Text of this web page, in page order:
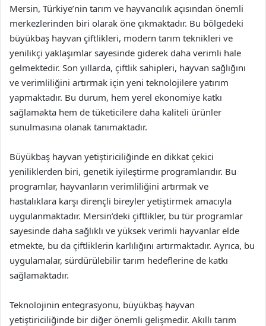
Mersin, Türkiye’nin tarım ve hayvancılık açısından önemli
merkezlerinden biri olarak öne çıkmaktadır. Bu bölgedeki
büyükbaş hayvan çiftlikleri, modern tarım teknikleri ve
yenilikçi yaklaşımlar sayesinde giderek daha verimli hale
gelmektedir. Son yıllarda, çiftlik sahipleri, hayvan sağlığını
ve verimliliğini artırmak için yeni teknolojilere yatırım
yapmaktadır. Bu durum, hem yerel ekonomiye katkı
sağlamakta hem de tüketicilere daha kaliteli ürünler
sunulmasına olanak tanımaktadır.
Büyükbaş hayvan yetiştiriciliğinde en dikkat çekici
yeniliklerden biri, genetik iyileştirme programlarıdır. Bu
programlar, hayvanların verimliliğini artırmak ve
hastalıklara karşı dirençli bireyler yetiştirmek amacıyla
uygulanmaktadır. Mersin’deki çiftlikler, bu tür programlar
sayesinde daha sağlıklı ve yüksek verimli hayvanlar elde
etmekte, bu da çiftliklerin karlılığını artırmaktadır. Ayrıca, bu
uygulamalar, sürdürülebilir tarım hedeflerine de katkı
sağlamaktadır.
Teknolojinin entegrasyonu, büyükbaş hayvan
yetiştiriciliğinde bir diğer önemli gelişmedir. Akıllı tarım